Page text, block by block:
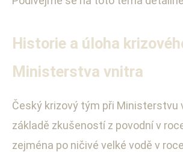
Historie a úloha
Ministerstva vnitra
Český krizový tým při Ministerstvu
základě zkušeností z povodní v
zejména po ničivé velké vodě v